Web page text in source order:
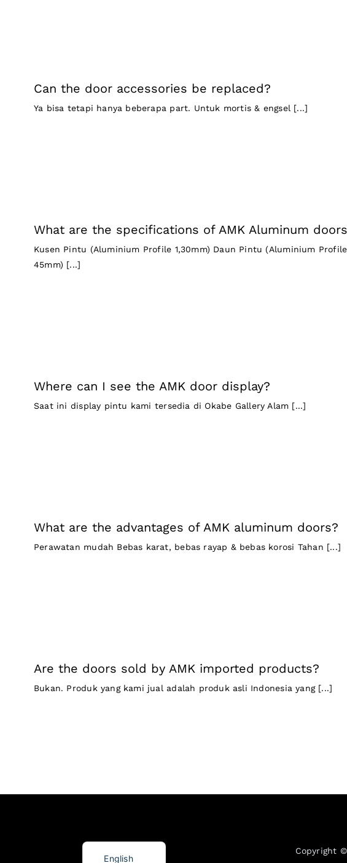
Can the door accessories be replaced?
Ya bisa tetapi hanya beberapa part. Untuk mortis & engsel [...]
What are the specifications of AMK Aluminum
Kusen Pintu (Aluminium Profile 1,30mm) Daun Pintu (Aluminium Profile
45mm) [...]
Where can I see the AMK door display?
Saat ini display pintu kami tersedia di Okabe Gallery Alam [...]
What are the advantages of AMK aluminum doors?
Perawatan mudah Bebas karat, bebas rayap & bebas korosi Tahan [...]
Are the doors sold by AMK imported products?
Bukan. Produk yang kami jual adalah produk asli Indonesia yang [...]
Copyright
English